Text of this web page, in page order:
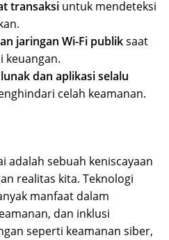
transaksi untuk mendeteksi
jaringan Wi-Fi publiksaat
keuangan.
dan aplikasi selalu
celah keamanan.
adalah sebuah keniscayaan
realitas kita. Teknologi
manfaat dalam
dan inklusi
seperti keamanan siber,